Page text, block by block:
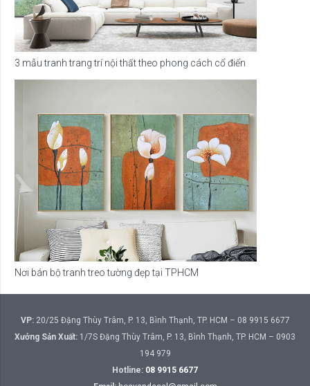
3 mẫu tranh trang trí nội thất theo phong cách cổ điển
Nơi bán bộ tranh treo tường đẹp tại TPHCM
VP:20/25 Đặng Thùy Trâm, P. 13, Bình Thạnh, TP. HCM – 08 9915 6677
Xưởng Sản Xuất: 1/7S Đặng Thùy Trâm, P. 13, Bình Thạnh, TP. HCM – 0903
194 979
Hotline: 08 9915 6677